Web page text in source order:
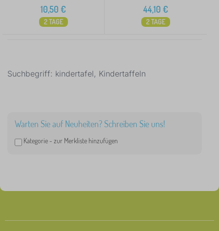
10,50 €
2 TAGE
44,10 €
2 TAGE
Suchbegriff: kindertafel, Kindertaffeln
Warten Sie auf Neuheiten? Schreiben Sie uns!
Kategorie - zur Merkliste hinzufügen